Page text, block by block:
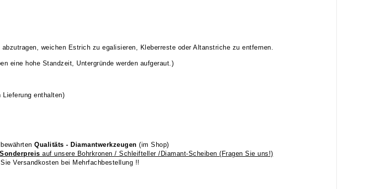
weichen Estrich zu egalisieren, Kleberreste oder Altanstriche zu entfernen.
eine hohe Standzeit, Untergründe werden aufgeraut.)
enthalten)
Qualitäts - Diamantwerkzeugen (im Shop)
Sonderpreis auf unsere Bohrkronen / Schleifteller /Diamant-Scheiben (Fragen Sie uns!)
Versandkosten bei Mehrfachbestellung !!